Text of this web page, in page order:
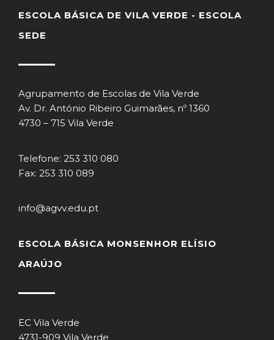
ESCOLA BÁSICA DE VILA VERDE - ESCOLA
SEDE
Agrupamento de Escolas de Vila Verde
Av. Dr. António Ribeiro Guimarães, nº 1360
4730 – 715 Vila Verde
Telefone: 253 310 080
Fax: 253 310 089
info@agvv.edu.pt
ESCOLA BÁSICA MONSENHOR ELÍSIO
ARAÚJO
EC Vila Verde
4731-909 Vila Verde